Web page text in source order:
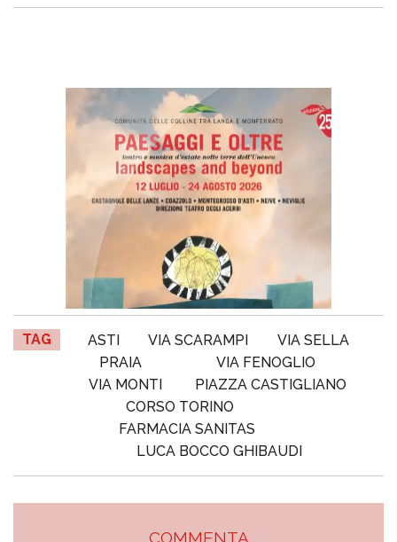
TAG ASTI VIA SCARAMPI
VIA SELLA
PRAIA
VIA FENOGLIO
VIA MONTI
PIAZZA CASTIGLIANO
CORSO TORINO
FARMACIA SANITAS
LUCA BOCCO GHIBAUDI
COMMENTA